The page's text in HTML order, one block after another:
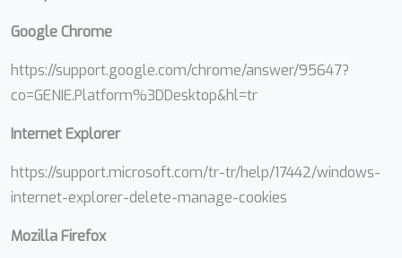
Google Chrome
https://support.google.com/chrome/answer/95647?
co=GENIE.Platform%3DDesktop&hl=tr
Internet Explorer
https://support.microsoft.com/tr-tr/help/17442/windows-
internet-explorer-delete-manage-cookies
Mozilla Firefox